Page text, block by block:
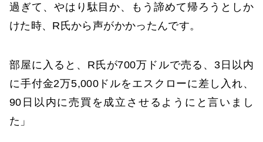
過ぎて、やはり駄目か、もう諦めて帰ろうとしか
けた時、R氏から声がかかったんです。
部屋に入ると、R氏が700万ドルで売る、3日以内
に手付金2万5,000ドルをエスクローに差し入れ、
90日以内に売買を成立させるようにと言いまし
た」